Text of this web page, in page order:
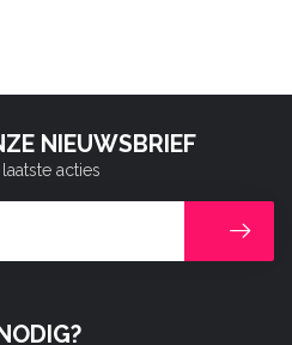
NIEUWSBRIEF
acties